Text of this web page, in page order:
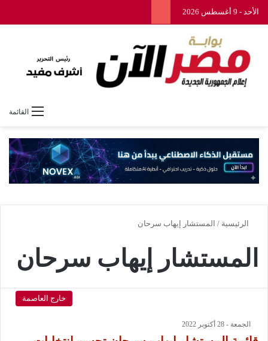
الأحد - 9 أغسطس 2026
القائمة
الرئيسية / المستشار إيهاب سرحان
المستشار إيهاب سرحان
خارج العاصمة
الجمعة - 28 أكتوبر 2022